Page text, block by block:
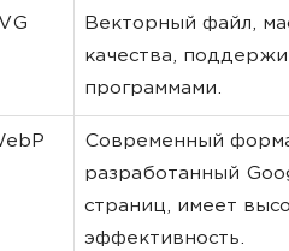
Векторный файл,
качества,
программами.
Современный
разработанный
страниц, имеет
эффективность.